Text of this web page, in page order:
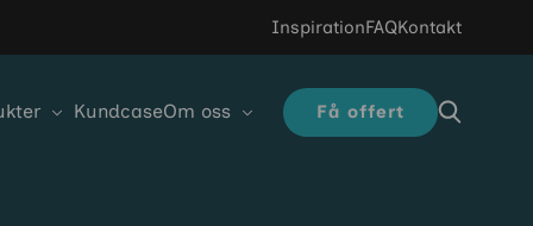
InspirationFAQKontakt
KundcaseOm oss Få offert